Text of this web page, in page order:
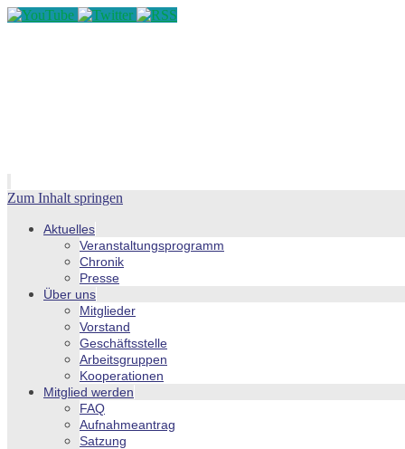
Zum Inhalt springen
Aktuelles
Veranstaltungsprogramm
Chronik
Presse
Über uns
Mitglieder
Vorstand
Geschäftsstelle
Arbeitsgruppen
Kooperationen
Mitglied werden
FAQ
Aufnahmeantrag
Satzung